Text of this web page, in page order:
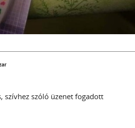
szívhez szóló üzenet fogadott